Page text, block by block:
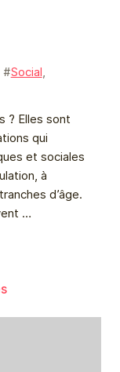
#Social,
? Elles sont
qui
et sociales
à
d’âge.
…